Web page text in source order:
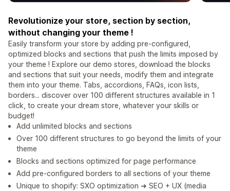
Revolutionize your store, section by section,
without changing your theme !
Easily transform your store by adding pre-configured,
optimized blocks and sections that push the limits imposed by
your theme ! Explore our demo stores, download the blocks
and sections that suit your needs, modify them and integrate
them into your theme. Tabs, accordions, FAQs, icon lists,
borders... discover over 100 different structures available in 1
click, to create your dream store, whatever your skills or
budget!
Add unlimited blocks and sections
Over 100 different structures to go beyond the limits of your
theme
Blocks and sections optimized for page performance
Add pre-configured borders to all sections of your theme
Unique to shopify: SXO optimization ➜ SEO + UX (media